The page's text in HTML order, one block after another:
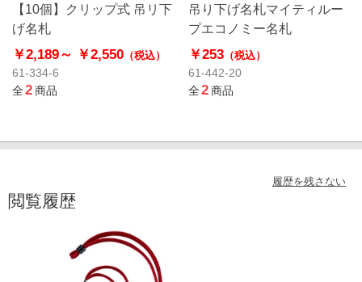
【10個】クリップ式 吊リ下
げ名札
￥2,189～ ￥2,550 （税込）
61-334-6
全2商品
吊り下げ名札マイティルー
プエコノミー名札
￥253（税込）
61-442-20
全2商品
履歴を残さない
閲覧履歴